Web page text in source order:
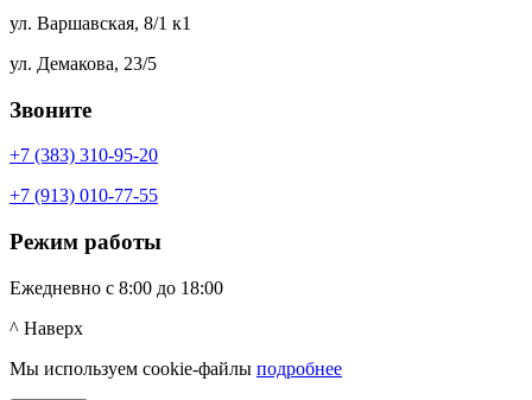
ул. Варшавская, 8/1 к1
ул. Демакова, 23/5
Звоните
+7 (383) 310-95-20
+7 (913) 010-77-55
Режим работы
Ежедневно с 8:00 до 18:00
^ Наверх
Мы используем cookie-файлы подробнее